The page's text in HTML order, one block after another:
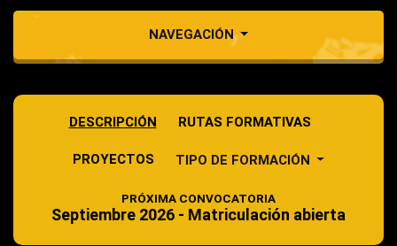
NAVEGACIÓN
DESCRIPCIÓN RUTAS FORMATIVAS
PROYECTOS TIPO DE FORMACIÓN
PRÓXIMA CONVOCATORIA
Septiembre 2026 - Matriculación abierta